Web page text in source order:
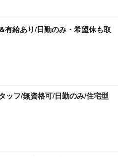
有給あり/日勤のみ・希望休も取
ッフ/無資格可/日勤のみ/住宅型